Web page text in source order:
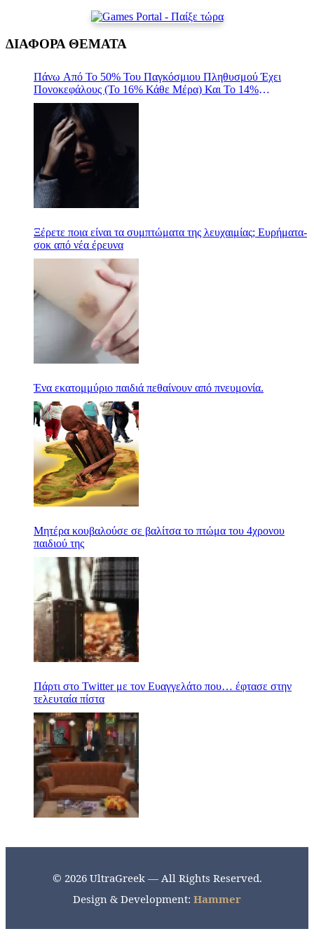
ΔΙΑΦΟΡΑ ΘΕΜΑΤΑ
Πάνω Από Το 50% Του Παγκόσμιου Πληθυσμού Έχει
Πονοκεφάλους (Το 16% Κάθε Μέρα) Και Το 14%
Ημικρανίες- ΓΙΑΤΙ ΑΡΑΓΕ;
Ξέρετε ποια είναι τα συμπτώματα της λευχαιμίας; Ευρήματα-
σοκ από νέα έρευνα
Ένα εκατομμύριο παιδιά πεθαίνουν από πνευμονία.
Μητέρα κουβαλούσε σε βαλίτσα το πτώμα του 4χρονου
παιδιού της
Πάρτι στο Twitter με τον Ευαγγελάτο που… έφτασε στην
τελευταία πίστα
© 2026 UltraGreek — All Rights Reserved.
Design & Development: Hammer